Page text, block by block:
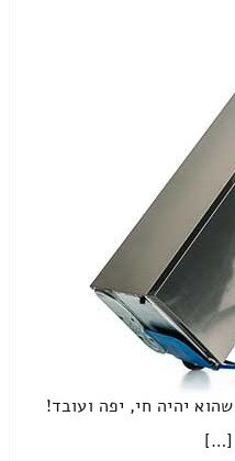
יהיה חי, יפה ועובד!
[…]